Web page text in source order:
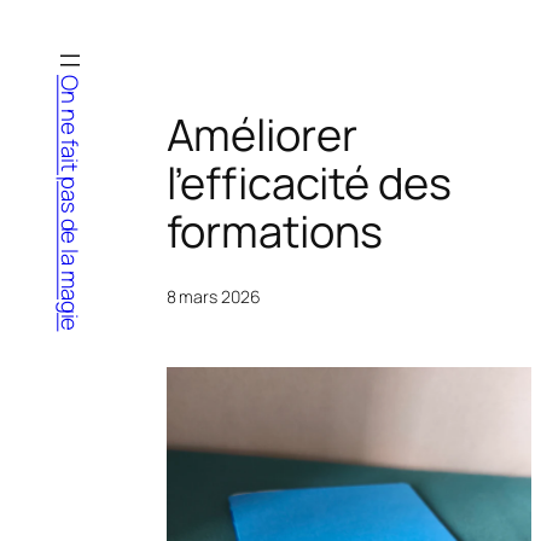
contenu
On ne fait pas de la magie
Améliorer
l’efficacité des
formations
8 mars 2026